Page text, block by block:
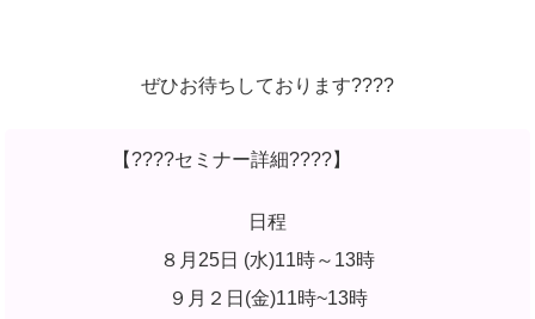
ぜひお待ちしております????
【????セミナー詳細????】
日程
８月25日 (水)11時～13時
９月２日(金)11時~13時